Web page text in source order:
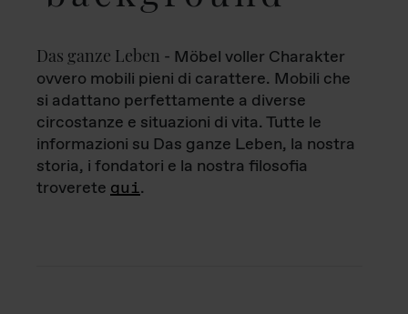
Das ganze Leben - Möbel voller Charakter
ovvero mobili pieni di carattere. Mobili che
si adattano perfettamente a diverse
circostanze e situazioni di vita. Tutte le
informazioni su Das ganze Leben, la nostra
storia, i fondatori e la nostra filosofia
troverete qui.